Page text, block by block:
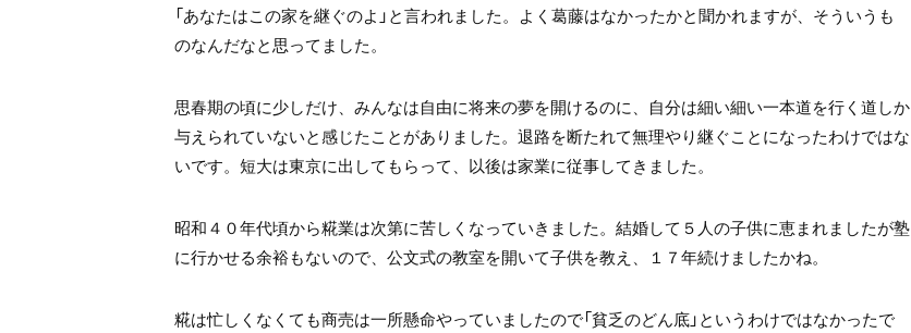
「あなたはこの家を継ぐのよ」と言われました。よく葛藤はなかったかと聞かれますが、そういうも
のなんだなと思ってました。
思春期の頃に少しだけ、みんなは自由に将来の夢を開けるのに、自分は細い細い一本道を行く道しか
与えられていないと感じたことがありました。退路を断たれて無理やり継ぐことになったわけではな
いです。短大は東京に出してもらって、以後は家業に従事してきました。
昭和４０年代頃から糀業は次第に苦しくなっていきました。結婚して５人の子供に恵まれましたが塾
に行かせる余裕もないので、公文式の教室を開いて子供を教え、１７年続けましたかね。
糀は忙しくなくても商売は一所懸命やっていましたので「貧乏のどん底」というわけではなかったで